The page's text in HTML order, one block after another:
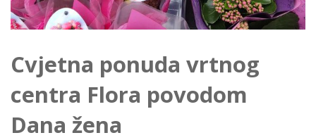
Cvjetna ponuda vrtnog
centra Flora povodom
Dana žena